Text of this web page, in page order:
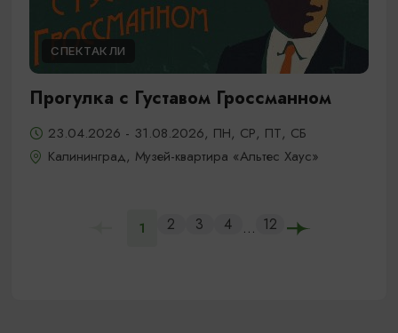
СПЕКТАКЛИ
Прогулка с Густавом Гроссманном
23.04.2026 - 31.08.2026, ПН, СР, ПТ, СБ
Калининград, Музей-квартира «Альтес Хаус»
1 2 3 4 ... 12